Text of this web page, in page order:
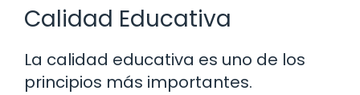
Calidad Educativa
La calidad educativa es uno de los
principios más importantes.